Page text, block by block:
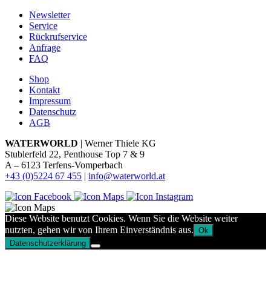
Newsletter
Service
Rückrufservice
Anfrage
FAQ
Shop
Kontakt
Impressum
Datenschutz
AGB
WATERWORLD | Werner Thiele KG
Stublerfeld 22, Penthouse Top 7 & 9
A – 6123 Terfens-Vomperbach
+43 (0)5224 67 455 | info@waterworld.at
Diese Website benutzt Cookies. Wenn Sie die Website weiter
nutzten, gehen wir von Ihrem Einverständnis aus. Ok
Datenschutzerklärung